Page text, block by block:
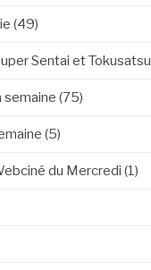
(49)
Sentai et Tokusatsu
semaine (75)
(5)
du Mercredi (1)